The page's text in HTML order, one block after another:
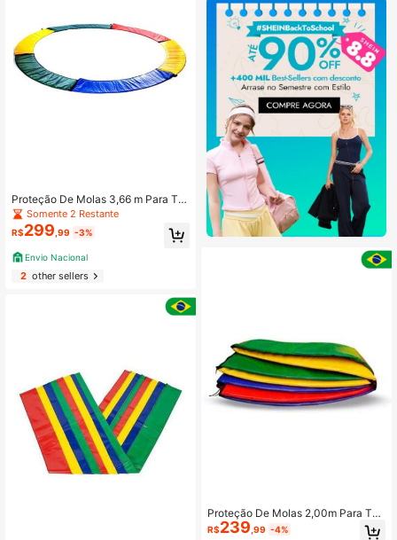
Proteção De Molas 3,66 m Para To
das Cama Elástica - Excelência na
Qualidade e Alta Durabilidade.
Somente 2 Restante
R$299 ,99 -3%
Envio Nacional
2other sellers
Proteção De Molas 2,00m Para Tod
as Cama Elástica - Excelência na Q
R$239 ,99 -4%